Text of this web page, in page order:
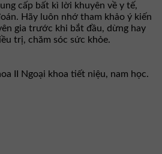
cấp bất kì lời khuyên về y tế,
Hãy luôn nhớ tham khảo ý kiến
gia trước khi bắt đầu, dừng hay
trị, chăm sóc sức khỏe.
II Ngoại khoa tiết niệu, nam học.